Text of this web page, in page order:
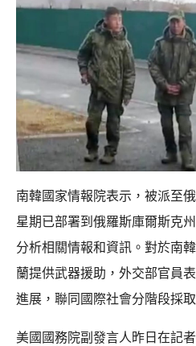
南韓國家情報院表示，被派至
星期已部署到俄羅斯庫爾斯克
分析相關情報和資訊。對於南
蘭提供武器援助，外交部官員
進展，聯同國際社會分階段採
美國國務院副發言人昨日在記